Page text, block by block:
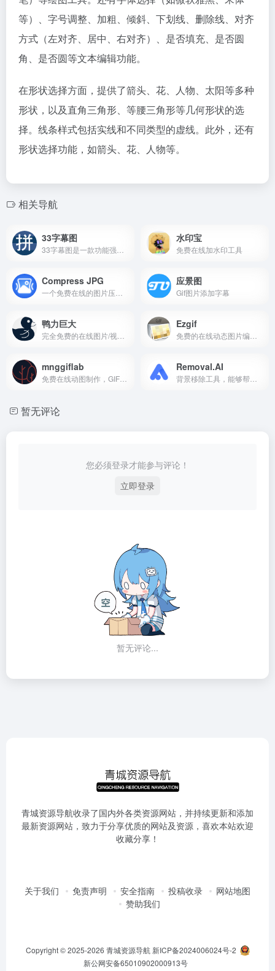
等）、字号调整、加粗、倾斜、下划线、删除线、对齐
方式（左对齐、居中、右对齐）、是否填充、是否圆
角、是否圆等文本编辑功能。
在形状选择方面，提供了箭头、花、人物、太阳等多种
形状，以及直角三角形、等腰三角形等几何形状的选
择。线条样式包括实线和不同类型的虚线。此外，还有
形状选择功能，如箭头、花、人物等。
相关导航
33字幕图 水印宝
免费在线加水印工具
Compress JPG 应景图
Gif图片添加字幕
鸭力巨大 Ezgif
mnggiflab Removal.AI
暂无评论
您必须登录才能参与评论！
立即登录
暂无评论...
青城资源导航收录了国内外各类资源网站，并持续更新和添加
最新资源网站，致力于分享优质的网站及资源，喜欢本站欢迎
收藏分享！
关于我们 免责声明 安全指南 投稿收录
网站地图
赞助我们
Copyright © 2025-2026 青城资源导航 新ICP备2024006024号-2
新公网安备65010902000913号